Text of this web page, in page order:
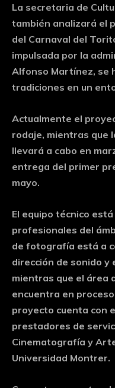
La secretaria de
también analizará el
del Carnaval del
impulsada por la
Alfonso Martínez, se
tradiciones en un
Actualmente el
rodaje, mientras que
llevará a cabo en
entrega del primer
mayo.
El equipo técnico
profesionales del
de fotografía está a
dirección de sonido y
mientras que el área
encuentra en
proyecto cuenta con
prestadores de
Cinematografía y
Universidad Montrer.